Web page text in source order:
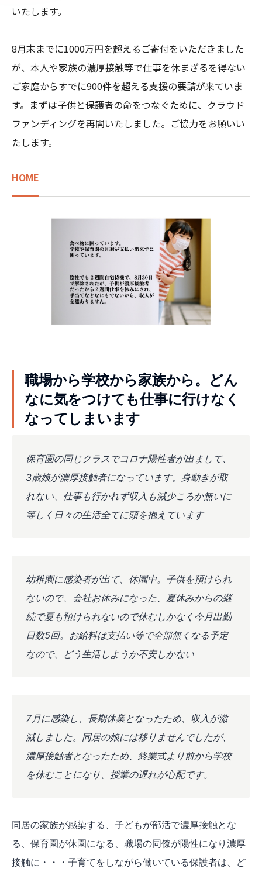
いたします。
8月末までに1000万円を超えるご寄付をいただきました
が、本人や家族の濃厚接触等で仕事を休まざるを得ない
ご家庭からすでに900件を超える支援の要請が来ていま
す。まずは子供と保護者の命をつなぐために、クラウド
ファンディングを再開いたしました。ご協力をお願いい
たします。
HOME
職場から学校から家族から。どん
なに気をつけても仕事に行けなく
なってしまいます
保育園の同じクラスでコロナ陽性者が出まして、
3歳娘が濃厚接触者になっています。身動きが取
れない、仕事も行かれず収入も減少ころか無いに
等しく日々の生活全てに頭を抱えています
幼稚園に感染者が出て、休園中。子供を預けられ
ないので、会社お休みになった、夏休みからの継
続で夏も預けられないので休むしかなく今月出勤
日数5回。お給料は支払い等で全部無くなる予定
なので、どう生活しようか不安しかない
7月に感染し、長期休業となったため、収入が激
減しました。同居の娘には移りませんでしたが、
濃厚接触者となったため、終業式より前から学校
を休むことになり、授業の遅れが心配です。
同居の家族が感染する、子どもが部活で濃厚接触とな
る、保育園が休園になる、職場の同僚が陽性になり濃厚
接触に・・・子育てをしながら働いている保護者は、ど